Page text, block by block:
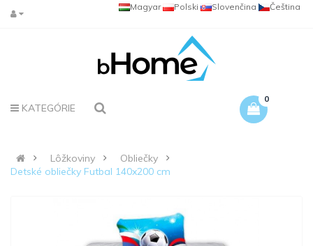
Čeština
Slovenčina
Polski
Magyar
KATEGÓRIE
0
Lôžkoviny
Obliečky
Detské obliečky Futbal 140x200 cm